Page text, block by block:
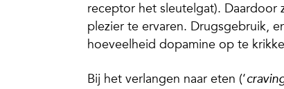
receptor het sleutelgat).
plezier te ervaren. Drugsgebruik,
hoeveelheid dopamine op te
Bij het verlangen naar eten (‘